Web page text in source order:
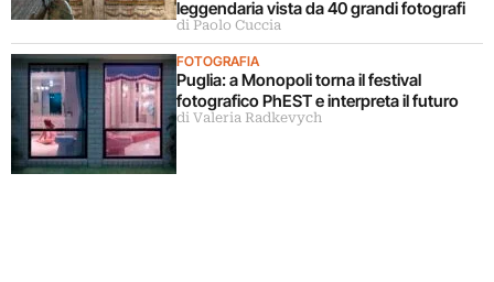
leggendaria vista da 40 grandi fotografi
di Paolo Cuccia
FOTOGRAFIA
Puglia: a Monopoli torna il festival
fotografico PhEST e interpreta il futuro
di Valeria Radkevych